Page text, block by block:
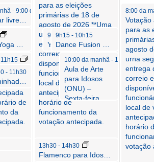
18 de
de
e
de
de
da
- 9:00 da manhã
Yoga ao ar livre para idosos (ONU)
10:00 da manhã
(E)
- 11:00 da manhã
Visita técnica para o projeto ITB 2026-409-ND, Fase 3 de melhorias na Lincoln Road: Calçadão da Lincoln Road
11h15
Aeróbica em cadeira para idosos (ONU)
- 11h30
para as eleições
primárias de 18 de
agosto de 2026 **Uma
urna segura para
entrega de votos por
correio estará
disponível e com
funcionários em cada
local de votação
antecipada durante o
horário de
funcionamento da
votação antecipada.
9:00 da manhã- 10:00 da manhã
9h15- 10h15
10:00 da manhã- 12:00 da
Aula de Arte
para Idosos
(ONU) –
Sexta-feira
13h30 - 14h30
Flamenco para Idosos (ONU)
8:00 da
Votação
para as
agosto
urna
entrega
correio
local de
horário
votação